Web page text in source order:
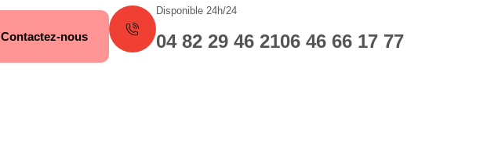
Contactez-nous
Disponible 24h/24
04 82 29 46 2106 46 66 17 77